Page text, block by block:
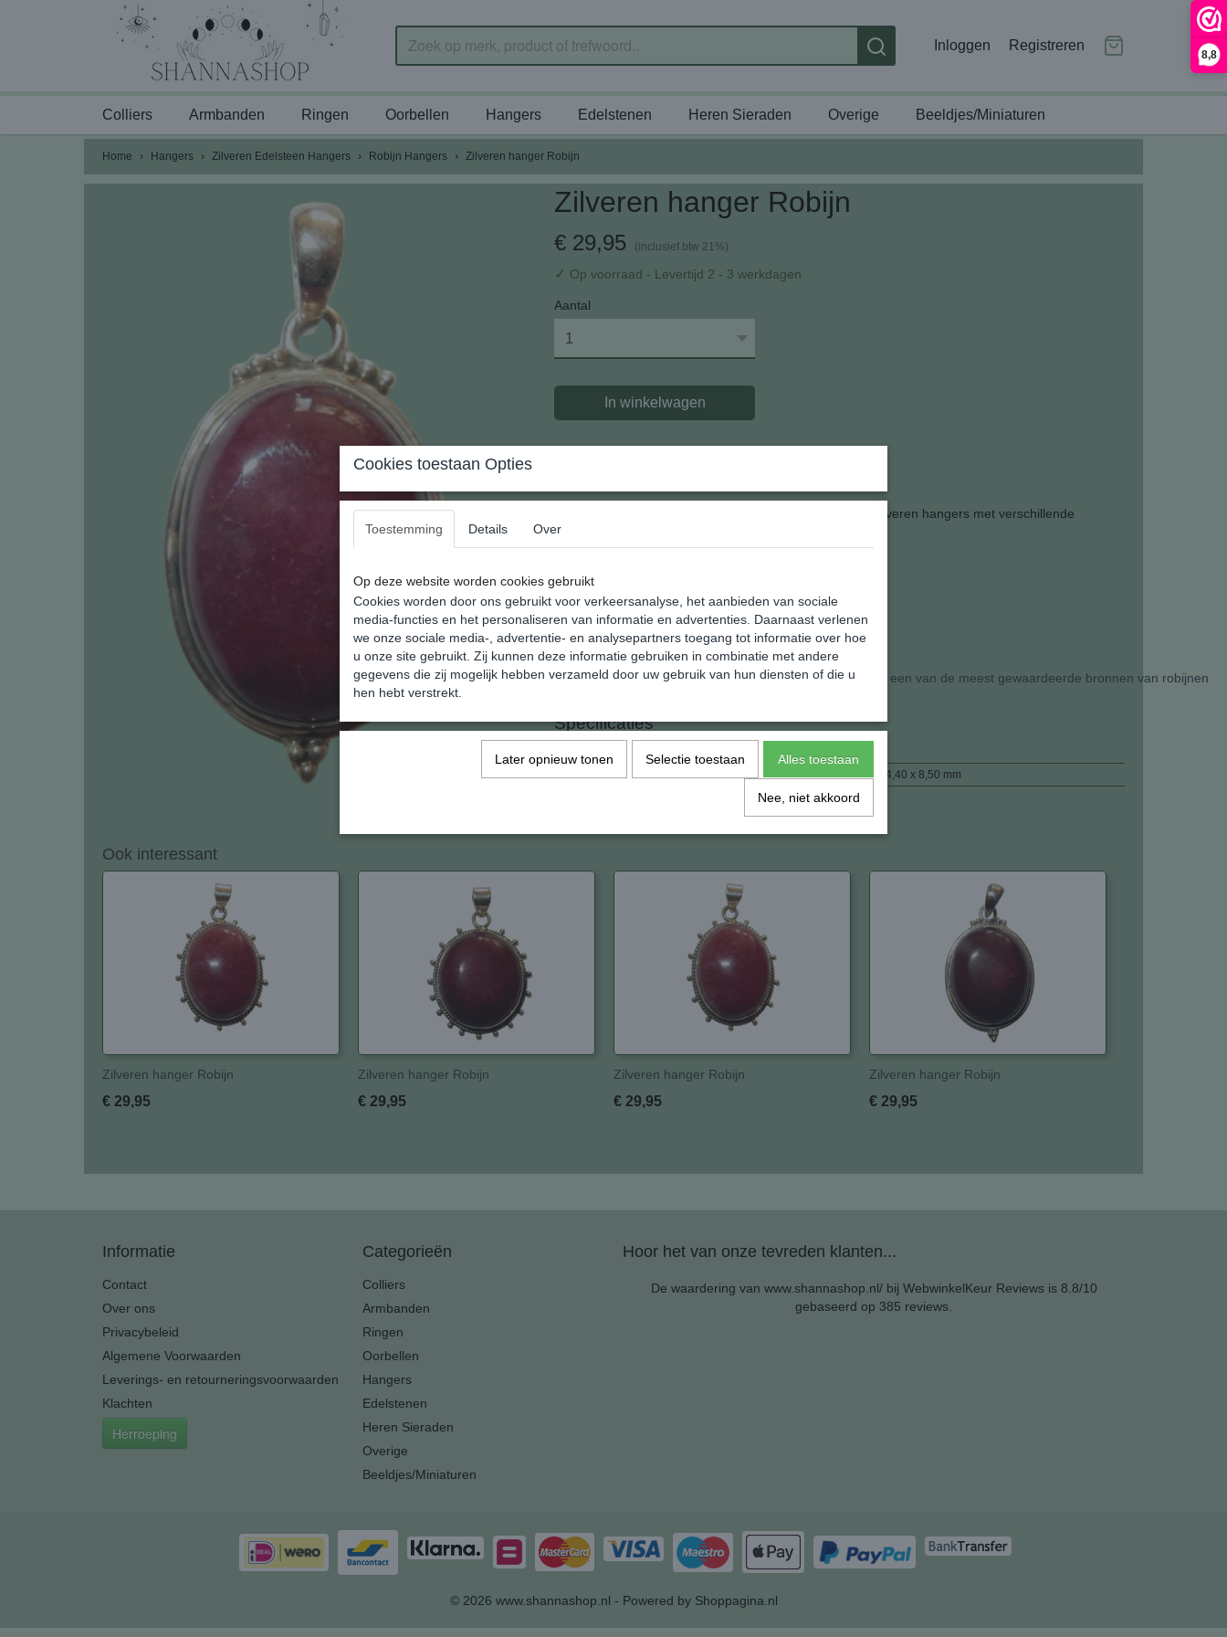
8,8
Inloggen Registreren
Colliers Armbanden Ringen Oorbellen Hangers Edelstenen Heren Sieraden Overige Beeldjes/Miniaturen
Home › Hangers › Zilveren Edelsteen Hangers › Robijn Hangers › Zilveren hanger Robijn
Zilveren hanger Robijn
€ 29,95 (inclusief btw 21%)
✓ Op voorraad - Levertijd 2 - 3 werkdagen
Aantal
In winkelwagen
Shannashop voert een ruim assortiment 925 gemerkte zilveren hangers met verschillende
natuurlijke steensoorten.
We bezorgen in geschenk verpakking.
Afmeting :; 8.5 x .36.1 x 24.4 mm.
Gewicht: 15 gram.
Herkomst:Myanmar(Birma): Traditioneelbeschouwd een van de meest gewaardeerde bronnen van robijnen
Specificaties
Afmetingen (l,b,h)
36,10 x 24,40 x 8,50 mm
Ook interessant
Zilveren hanger Robijn
€ 29,95
Zilveren hanger Robijn
€ 29,95
Zilveren hanger Robijn
€ 29,95
Zilveren hanger Robijn
€ 29,95
Informatie
Contact
Over ons
Privacybeleid
Algemene Voorwaarden
Leverings- en retourneringsvoorwaarden
Klachten
Herroeping
Categorieën
Colliers
Armbanden
Ringen
Oorbellen
Hangers
Edelstenen
Heren Sieraden
Overige
Beeldjes/Miniaturen
Hoor het van onze tevreden klanten...
De waardering van www.shannashop.nl/ bij WebwinkelKeur Reviewsis 8.8/10
gebaseerd op 385 reviews.
© 2026 www.shannashop.nl - Powered by Shoppagina.nl
Cookies toestaan Opties
Toestemming Details Over
Op deze website worden cookies gebruikt
Cookies worden door ons gebruikt voor verkeersanalyse, het aanbieden van sociale
media-functies en het personaliseren van informatie en advertenties. Daarnaast verlenen
we onze sociale media-, advertentie- en analysepartners toegang tot informatie over hoe
u onze site gebruikt. Zij kunnen deze informatie gebruiken in combinatie met andere
gegevens die zij mogelijk hebben verzameld door uw gebruik van hun diensten of die u
hen hebt verstrekt.
Later opnieuw tonen Selectie toestaan Alles toestaan
Nee, niet akkoord